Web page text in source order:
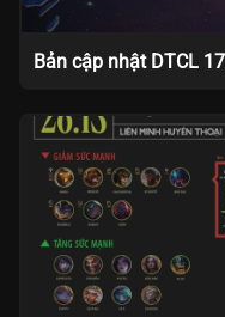
Bản cập nhật DTCL